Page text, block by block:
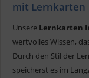
mit Lernkarten
Unsere Lernkarten
wertvolles Wissen,
Durch den Stil der
speicherst es im